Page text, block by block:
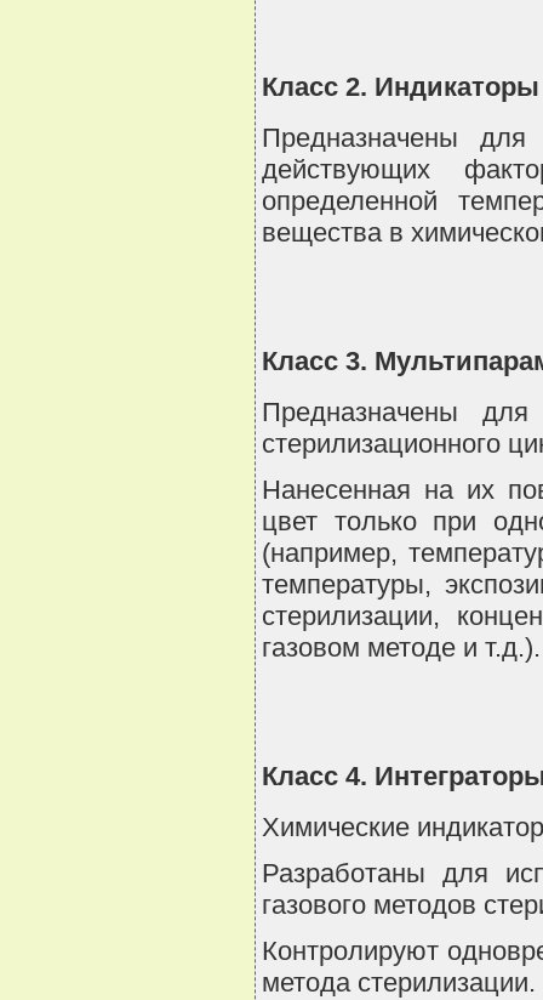
Класс 2.
Предназначены для
действующих
определенной
вещества в
Класс 3.
Предназначены
стерилизационного
Нанесенная на их
цвет только при
(например,
температуры,
стерилизации,
газовом методе и т.д.).
Класс 4.
Химические
Разработаны для
газового методов
Контролируют
метода стерилизации.